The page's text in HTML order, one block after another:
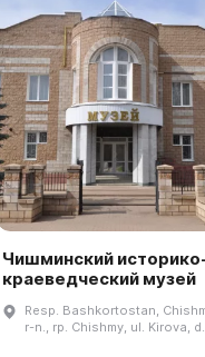
Чишминский
краеведческий музей
Resp. Bashkortostan,
r-n., rp. Chishmy, ul. Kirova,